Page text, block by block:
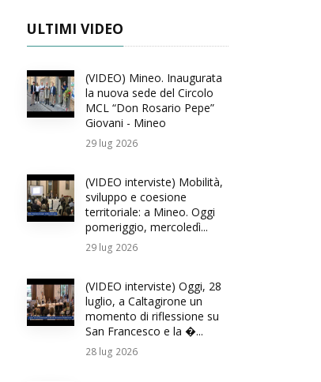
ULTIMI VIDEO
(VIDEO) Mineo. Inaugurata
la nuova sede del Circolo
MCL “Don Rosario Pepe”
Giovani - Mineo
29 lug 2026
(VIDEO interviste) Mobilità,
sviluppo e coesione
territoriale: a Mineo. Oggi
pomeriggio, mercoledì...
29 lug 2026
(VIDEO interviste) Oggi, 28
luglio, a Caltagirone un
momento di riflessione su
San Francesco e la �...
28 lug 2026